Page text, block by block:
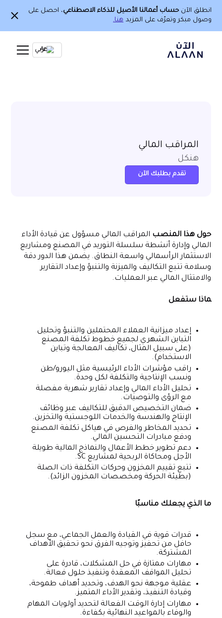
انطلق الآن حساب أعمالنا الأصيل للذكاء الاصطناعي، احصل على
وصول مبكر وتعرّف على المزيد هنا.
Ar
المراقب المالي
هنكل
تقدم بطلبك الآن
حول هذا المنصب المراقب المالي مسؤول عن قيادة الأداء
المالي وإدارة أنشطة سلسلة التوريد في المصنع ومشاريع
الاستثمار الرأسمالي واسعة النطاق. يضمن هذا الدور دقة
وسلامة تتبع التكاليف والميزنة والتنبؤ وإعداد التقارير
والامتثال المالي عبر العمليات.
ماذا ستفعل
إعداد ميزانية العملاء المحتملين والتنبؤ وتحليل
التباين الشهري لجميع خطوط تكلفة المصنع
(على سبيل المثال، تكاليف المعالجة وتباين
الاستخدام).
راقب مؤشرات الأداء الرئيسية مثل اليورو/طن
ونسب الإنتاجية والتكلفة لكل وحدة.
تحليل الأداء المالي وإعداد تقارير شهرية مفصلة
مع الرؤى والتوصيات.
ضمان التخصيص الدقيق للتكاليف عبر وظائف
الإنتاج والهندسة والخدمات اللوجستية والتخزين.
تحديد المخاطر والفرص في هياكل تكلفة المصنع
ودفع مبادرات التحسين المالي.
دعم تطوير خطط الأعمال والنماذج المالية طويلة
الأجل ومحاكاة الربحية لمشاريع SC.
تتبع تقييم المخزون وحركات التكلفة ذات الصلة
(بطيئة الحركة ومخصصات المخزون الزائد).
ما الذي يجعلك مناسبًا
قدرات قوية في القيادة والعمل الجماعي، مع سجل
حافل من تحفيز وتوجيه الفرق نحو تحقيق الأهداف
المشتركة.
مهارات ممتازة في حل المشكلات، قادرة على
تحليل المواقف المعقدة وتنفيذ حلول فعالة.
عقلية موجهة نحو الهدف، وتحديد أهداف طموحة،
وقيادة التنفيذ، وتقدير الأداء المتميز.
مهارات إدارة الوقت الفعالة لتحديد أولويات المهام
والوفاء بالمواعيد النهائية بكفاءة.